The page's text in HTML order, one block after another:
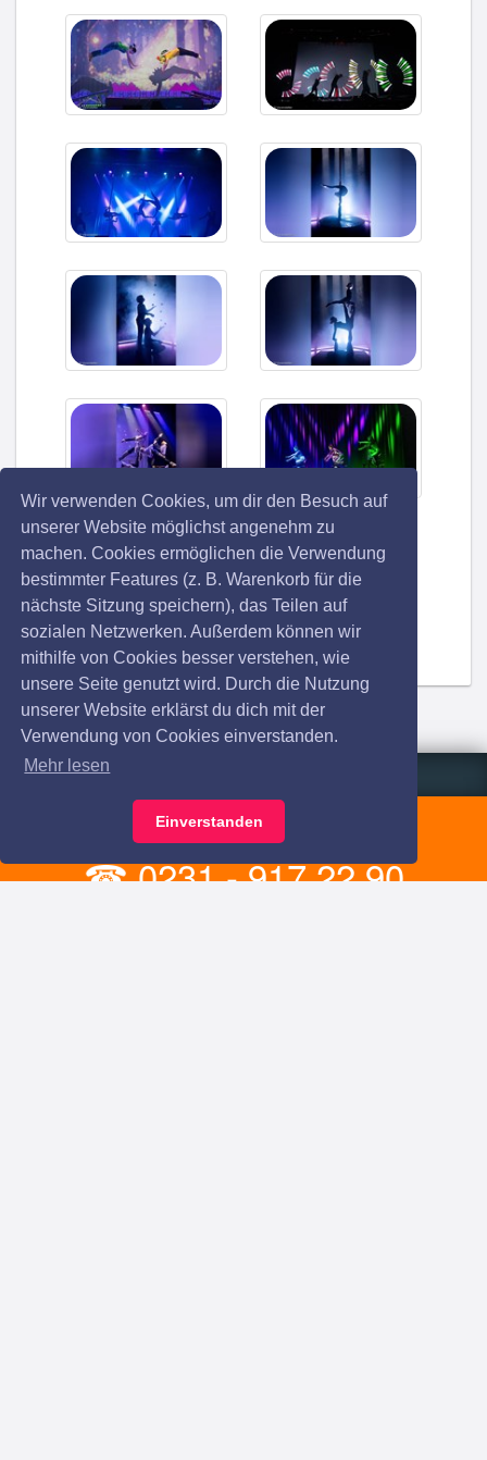
Wir verwenden Cookies, um dir den Besuch auf
unserer Website möglichst angenehm zu
machen. Cookies ermöglichen die Verwendung
bestimmter Features (z. B. Warenkorb für die
nächste Sitzung speichern), das Teilen auf
sozialen Netzwerken. Außerdem können wir
mithilfe von Cookies besser verstehen, wie
unsere Seite genutzt wird. Durch die Nutzung
unserer Website erklärst du dich mit der
Verwendung von Cookies einverstanden.
Mehr lesen
Einverstanden
ProTicket Ticket-Hotline
☎0231 - 917 22 90